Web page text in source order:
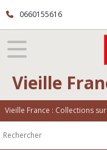
0660155616
Vieille